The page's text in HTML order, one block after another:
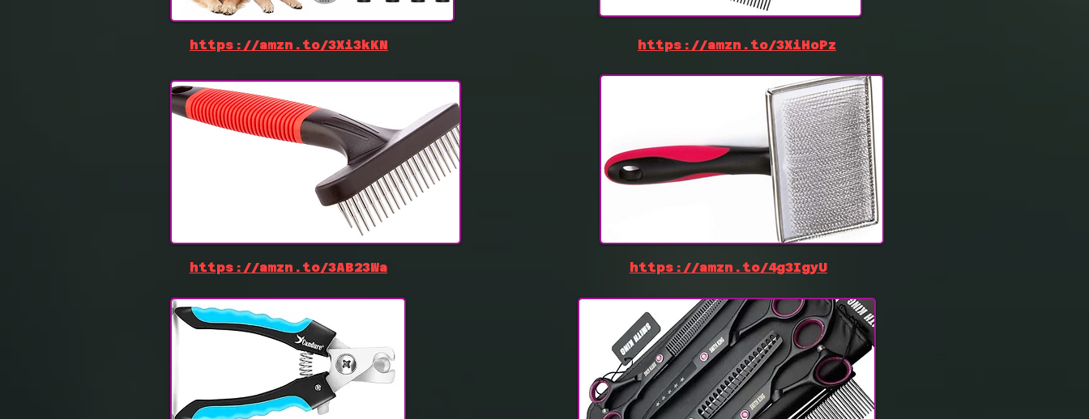
https://amzn.to/3Xi3kKN https://amzn.to/3XiHoPz
https://amzn.to/3AB23Wa https://amzn.to/4g3IgyU